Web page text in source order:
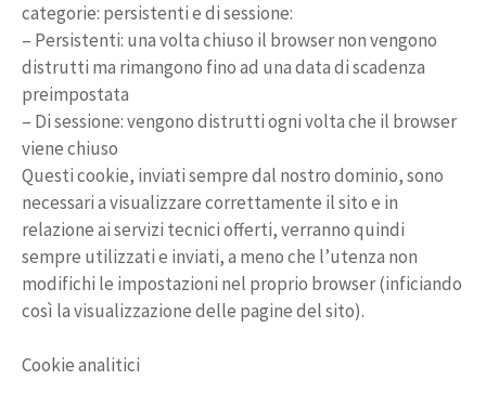
categorie: persistenti e di sessione:
– Persistenti: una volta chiuso il browser non vengono
distrutti ma rimangono fino ad una data di scadenza
preimpostata
– Di sessione: vengono distrutti ogni volta che il browser
viene chiuso
Questi cookie, inviati sempre dal nostro dominio, sono
necessari a visualizzare correttamente il sito e in
relazione ai servizi tecnici offerti, verranno quindi
sempre utilizzati e inviati, a meno che l’utenza non
modifichi le impostazioni nel proprio browser (inficiando
così la visualizzazione delle pagine del sito).
Cookie analitici